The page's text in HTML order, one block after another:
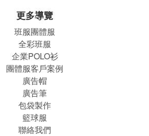
更多導覽
班服團體服
全彩班服
企業POLO衫
團體服客戶案例
廣告帽
廣告筆
包袋製作
籃球服
聯絡我們